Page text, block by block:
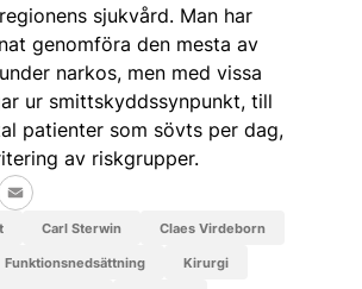
sjukvård. Man har
genomföra den mesta av
narkos, men med vissa
ur smittskyddssynpunkt, till
patienter som sövts per dag,
av riskgrupper.
Email
Carl Sterwin Claes Virdeborn
funktionsnedsättning kirurgi